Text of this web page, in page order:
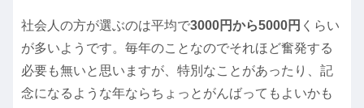
社会人の方が選ぶのは平均で3000円から5000円 くらい
が多いようです。毎年のことなのでそれほど奮発する
必要も無いと思いますが、特別なことがあったり、記
念になるような年ならちょっとがんばってもよいかも